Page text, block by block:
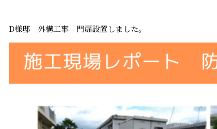
D様邸 外構工事 門扉設置しました。